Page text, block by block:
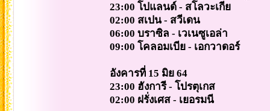
23:00 โปแลนด์ - สโลวะเกีย
02:00 สเปน - สวีเดน
06:00 บราซิล - เวเนซูเอล่า
09:00 โคลอมเบีย - เอกวาดอร์
อังคารที่ 15 มิย 64
23:00 ฮังการี - โปรตุเกส
02:00 ฝรั่งเศส - เยอรมนี